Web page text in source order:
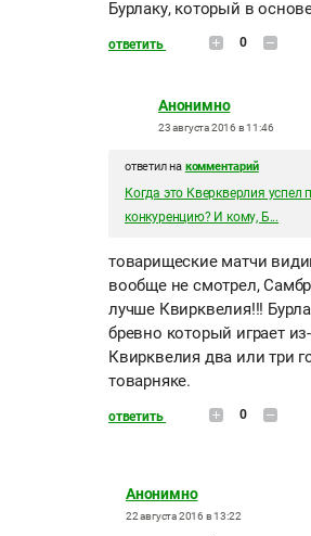
Бурлаку, который в
ответить 0
Анонимно
23 августа 2016 в 11:46
ответил на комментарий
Когда это Кверкверлия успел
конкуренцию? И кому, Б...
товарищеские матчи
вообще не смотрел,
лучше Квирквелия!!!
бревно который играет
Квирквелия два или три
товарняке.
ответить 0
Анонимно
22 августа 2016 в 13:22